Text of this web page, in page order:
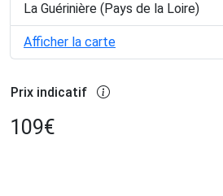
La Guérinière (Pays de la Loire)
Afficher la carte
Prix indicatif
109€